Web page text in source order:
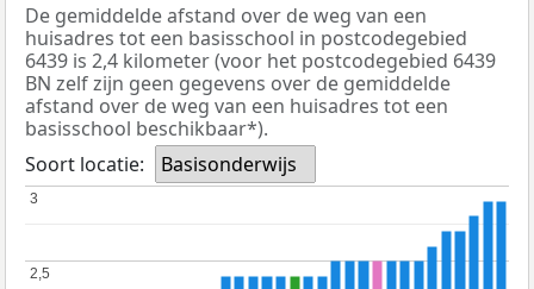
De gemiddelde afstand over de weg van een
huisadres tot een basisschool in postcodegebied
6439 is 2,4 kilometer (voor het postcodegebied 6439
BN zelf zijn geen gegevens over de gemiddelde
afstand over de weg van een huisadres tot een
basisschool beschikbaar*).
Soort locatie:
Basisonderwijs
2,5
2,5
3
3